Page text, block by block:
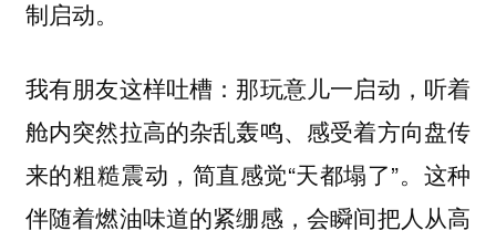
制启动。
我有朋友这样吐槽：那玩意儿一启动，听着
舱内突然拉高的杂乱轰鸣、感受着方向盘传
来的粗糙震动，简直感觉“天都塌了”。这种
伴随着燃油味道的紧绷感，会瞬间把人从高